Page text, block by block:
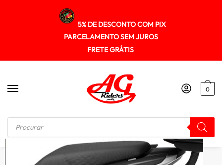
5% DE DESCONTO COM PIX
PARCELAMENTO SEM JUROS
FRETE GRÁTIS
0
Início / AFASTADOR DE ALFORGE Afastador Alforge Honda Cb500x 2013+ Spto135 Scam